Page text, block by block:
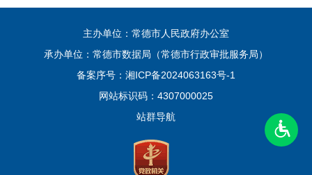
主办单位：常德市人民政府办公室
承办单位：常德市数据局（常德市行政审批服务局）
备案序号： 湘ICP备2024063163号-1
网站标识码：4307000025
站群导航